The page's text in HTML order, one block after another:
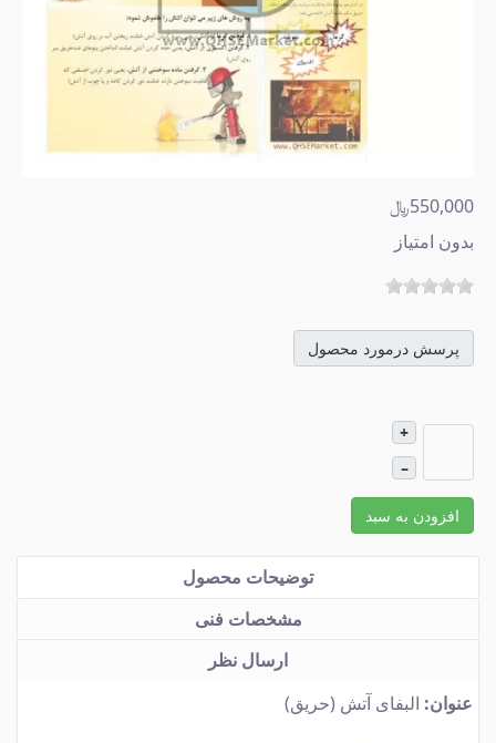
550,000﷼
بدون امتیاز
پرسش درمورد محصول
+
–
افزودن به سبد
توضیحات محصول
مشخصات فنی
ارسال نظر
عنوان: البفای آتش (حریق)